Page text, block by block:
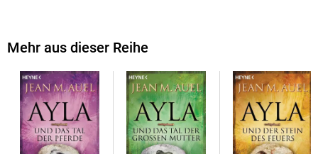
während eines Erdbebens Aylas Stamm vernichtet wird, irrt
Höhlenlöwen. Völlig entkräftet wird sie vom Clan des Bären
gefunden und aufgenommen. In Iza, der Heilerin des Clans,
und deren Bruder Creb, einem mächtigen Medizinmann,
findet Ayla neue Eltern. Bald schon ergeben sich Konflikte
Mehr aus dieser Reihe